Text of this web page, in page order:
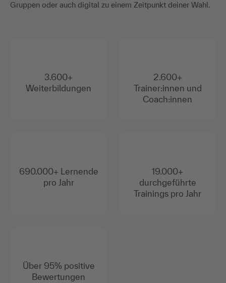
Gruppen oder auch digital zu einem Zeitpunkt deiner Wahl.
3.600+
Weiterbildungen
690.000+ Lernende
pro Jahr
Über 95% positive
Bewertungen
2.600+
Trainer:innen und
Coach:innen
19.000+
durchgeführte
Trainings pro Jahr